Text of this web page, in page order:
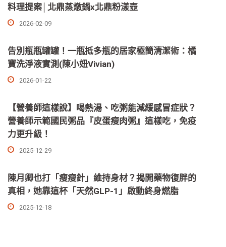
料理提案│北鼎蒸燉鍋x北鼎粉漾壺
2026-02-09
告別瓶瓶罐罐！一瓶抵多瓶的居家極簡清潔術：橘
寶洗淨液實測(陳小妞Vivian)
2026-01-22
【營養師這樣說】喝熱湯、吃粥能減緩感冒症狀？
營養師示範國民粥品『皮蛋瘦肉粥』這樣吃，免疫
力更升級！
2025-12-29
陳月卿也打「瘦瘦針」維持身材？揭開藥物復胖的
真相，她靠這杯「天然GLP-1」啟動終身燃脂
2025-12-18